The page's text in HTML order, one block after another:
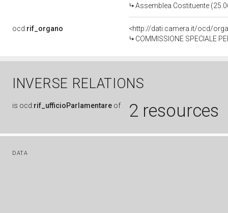
Assemblea Costituente
ocd:rif_organo
<http://dati.camera.it/ocd/
COMMISSIONE SPECIALE
INVERSE RELATIONS
is ocd:rif_ufficioParlamentare of 2 resources
DATA